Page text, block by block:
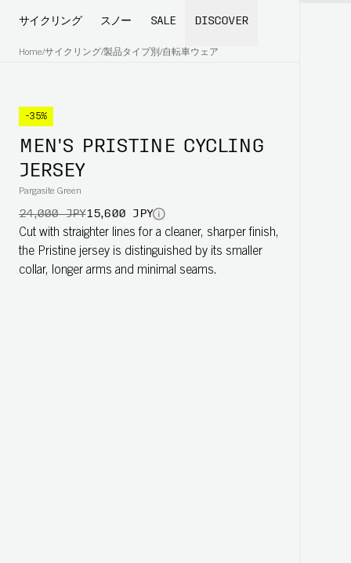
サイクリング スノー SALE DISCOVER
Home/サイクリング/製品タイプ別 /自転車ウェア
-35%
MEN'S PRISTINE CYCLING
JERSEY
Pargasite Green
24,000 JPY15,600 JPY
Cut with straighter lines for a cleaner, sharper finish,
the Pristine jersey is distinguished by its smaller
collar, longer arms and minimal seams.